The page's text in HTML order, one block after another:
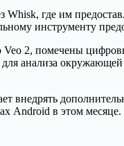
Whisk, где им
инструменту
2, помечены
анализа
внедрять
Android в этом месяце.